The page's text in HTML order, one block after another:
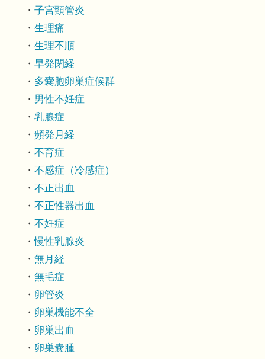
子宮頸管炎
生理痛
生理不順
早発閉経
多嚢胞卵巣症候群
男性不妊症
乳腺症
頻発月経
不育症
不感症（冷感症）
不正出血
不正性器出血
不妊症
慢性乳腺炎
無月経
無毛症
卵管炎
卵巣機能不全
卵巣出血
卵巣嚢腫